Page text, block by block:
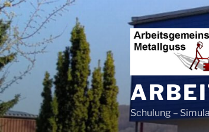
Zum
Inhalt
springen
Schulung –